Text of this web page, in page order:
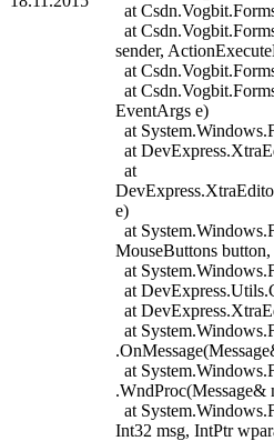
at
at
sender,
at
at
EventArgs e)
at
at
at
e)
at
MouseButtons
at
at
at
at
at
.WndProc(Message&
at
Int32 msg, IntPtr